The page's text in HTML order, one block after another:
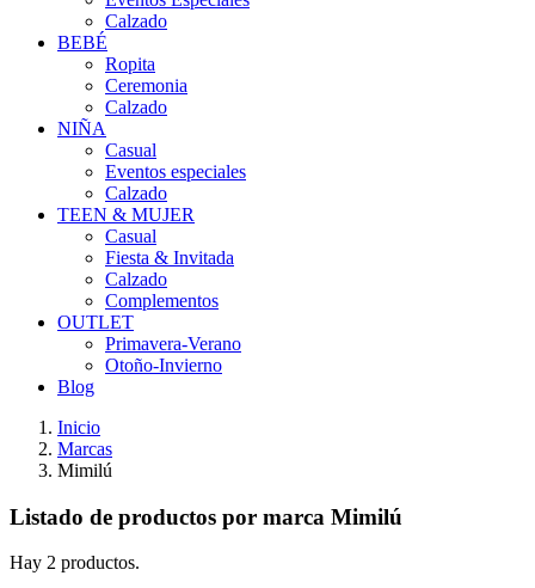
Calzado
BEBÉ
Ropita
Ceremonia
Calzado
NIÑA
Casual
Eventos especiales
Calzado
TEEN & MUJER
Casual
Fiesta & Invitada
Calzado
Complementos
OUTLET
Primavera-Verano
Otoño-Invierno
Blog
Inicio
Marcas
Mimilú
Listado de productos por marca Mimilú
Hay 2 productos.